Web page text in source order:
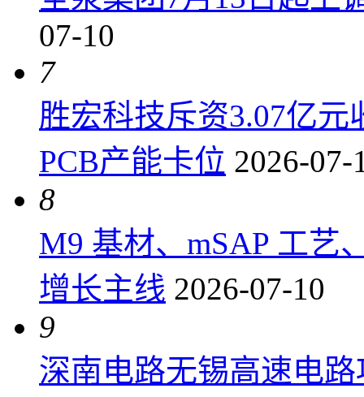
07-10
7
胜宏科技斥资3.07亿
PCB产能卡位 2026-07-
8
M9 基材、mSAP 工艺
增长主线 2026-07-10
9
深南电路无锡高速电